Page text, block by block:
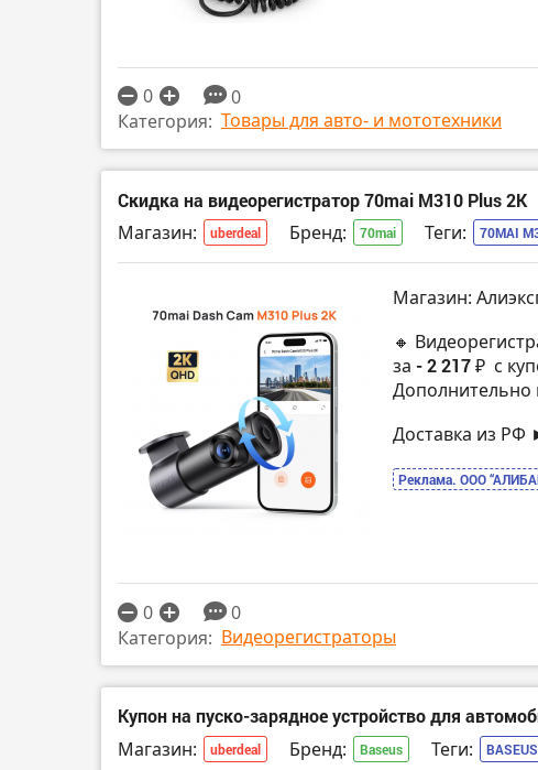
0
0
Категория: Товары для авто- и мототехники
Скидка на видеорегистратор 70mai M310 Plus 2K
Магазин: uberdeal Бренд: 70mai Теги: 70MAI
Магазин:
🔸
за - 2 217 ₽ с
Дополнительно
Доставка из РФ
Реклама. ООО
0
0
Категория: Видеорегистраторы
Купон на пуско-зарядное устройство для
Магазин: uberdeal Бренд: Baseus Теги: